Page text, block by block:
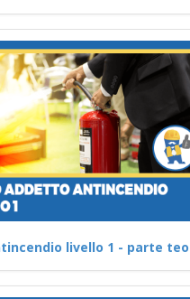
livello 1 - parte